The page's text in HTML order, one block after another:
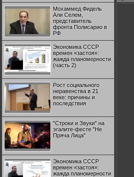
Мохаммед Фидель
Али Селем,
представитель
фронта Полисарио в
РФ
Экономика СССР
времен «застоя»:
жажда планомерности
(часть 2)
Рост социального
неравенства в 21
веке: причины и
последствия
"Строки и Звуки" на
эгалите-фесте "Не
Пряча Лица"
Экономика СССР
времен «застоя»:
жажда планомерности